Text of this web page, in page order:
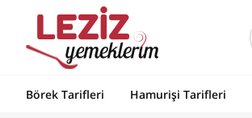
Börek Tarifleri Hamurişi Tarifleri